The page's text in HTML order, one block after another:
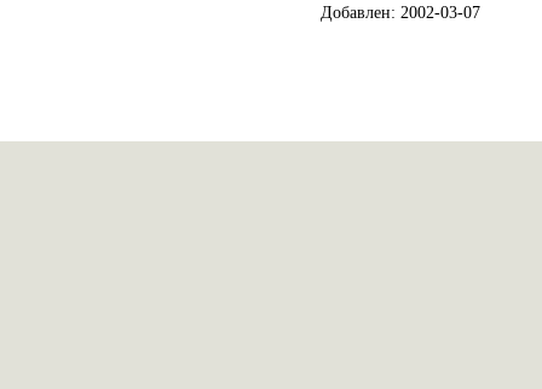
Добавлен: 2002-03-07